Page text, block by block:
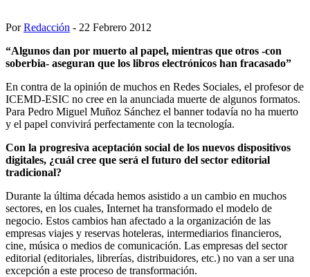
PorRedacción - 22 Febrero 2012
“Algunos dan por muerto al papel, mientras que otros -con
soberbia- aseguran que los libros electrónicos han fracasado”
En contra de la opinión de muchos en Redes Sociales, el profesor de
ICEMD-ESIC no cree en la anunciada muerte de algunos formatos.
Para Pedro Miguel Muñoz Sánchez el banner todavía no ha muerto
y el papel convivirá perfectamente con la tecnología.
Con la progresiva aceptación social de los nuevos dispositivos
digitales, ¿cuál cree que será el futuro del sector editorial
tradicional?
Durante la última década hemos asistido a un cambio en muchos
sectores, en los cuales, Internet ha transformado el modelo de
negocio. Estos cambios han afectado a la organización de las
empresas viajes y reservas hoteleras, intermediarios financieros,
cine, música o medios de comunicación. Las empresas del sector
editorial (editoriales, librerías, distribuidores, etc.) no van a ser una
excepción a este proceso de transformación.